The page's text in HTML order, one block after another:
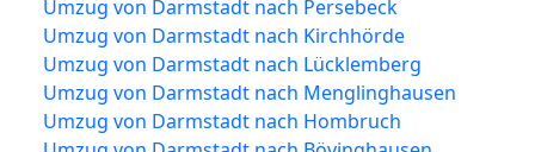
Umzug von Darmstadt nach Persebeck
Umzug von Darmstadt nach Kirchhörde
Umzug von Darmstadt nach Lücklemberg
Umzug von Darmstadt nach Menglinghausen
Umzug von Darmstadt nach Hombruch